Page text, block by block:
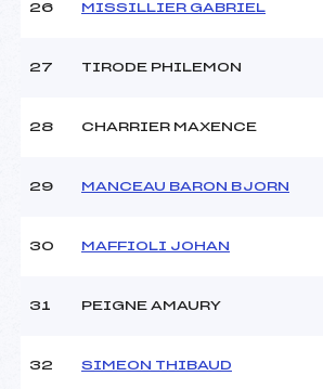
26 MISSILLIER GABRIEL
27 TIRODE PHILEMON
28 CHARRIER MAXENCE
29 MANCEAU BARON BJORN
30 MAFFIOLI JOHAN
31 PEIGNE AMAURY
32 SIMEON THIBAUD